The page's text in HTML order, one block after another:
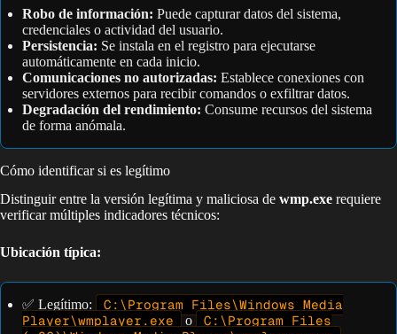
Robo de información: Puede capturar datos del sistema,
credenciales o actividad del usuario.
Persistencia: Se instala en el registro para ejecutarse
automáticamente en cada inicio.
Comunicaciones no autorizadas: Establece conexiones con
servidores externos para recibir comandos o exfiltrar datos.
Degradación del rendimiento: Consume recursos del sistema
de forma anómala.
Cómo identificar si es legítimo
Distinguir entre la versión legítima y maliciosa de wmp.exe requiere
verificar múltiples indicadores técnicos:
Ubicación típica:
✅ Legítimo:
C:\Program Files\Windows Media
Player\wmplayer.exe
o
C:\Program Files